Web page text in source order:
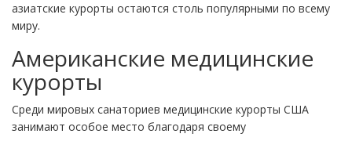
азиатские курорты остаются столь популярными по всему
миру.
Американские медицинские
курорты
Среди мировых санаториев медицинские курорты США
занимают особое место благодаря своему